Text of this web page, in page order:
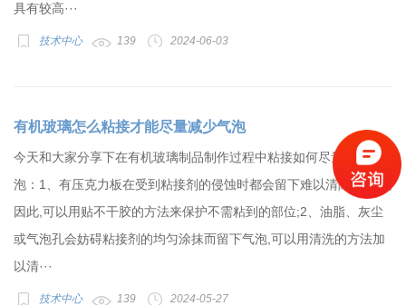
具有较高···
技术中心 139 2024-06-03
有机玻璃怎么粘接才能尽量减少气泡
今天和大家分享下在有机玻璃制品制作过程中粘接如何尽量避免气
泡：1、有压克力板在受到粘接剂的侵蚀时都会留下难以清除的痕迹,
因此,可以用贴不干胶的方法来保护不需粘到的部位;2、油脂、灰尘
或气泡孔会妨碍粘接剂的均匀涂抹而留下气泡,可以用清洗的方法加
以清···
技术中心 139 2024-05-27